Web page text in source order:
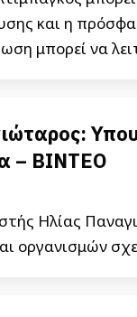
και η
μπορεί να
– ΒΙΝΤΕΟ
Ηλίας
οργανισμών